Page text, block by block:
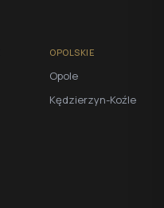
OPOLSKIE
Opole
Kędzierzyn-Koźle